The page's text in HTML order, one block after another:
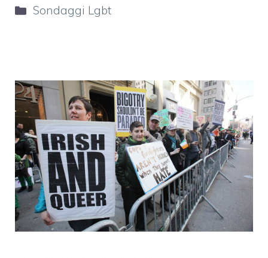
Categorie
Sondaggi Lgbt